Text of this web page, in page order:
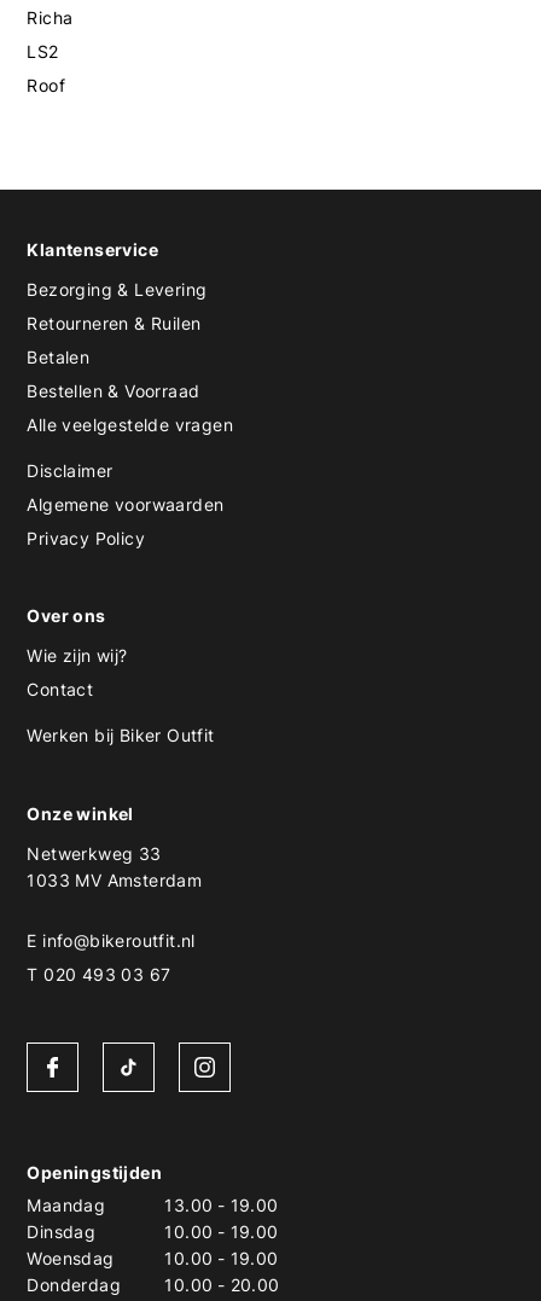
Richa
LS2
Roof
Klantenservice
Bezorging & Levering
Retourneren & Ruilen
Betalen
Bestellen & Voorraad
Alle veelgestelde vragen
Disclaimer
Algemene voorwaarden
Privacy Policy
Over ons
Wie zijn wij?
Contact
Werken bij Biker Outfit
Onze winkel
Netwerkweg 33
1033 MV Amsterdam
E info@bikeroutfit.nl
T 020 493 03 67
Openingstijden
Maandag
13.00 - 19.00
Dinsdag
10.00 - 19.00
Woensdag
10.00 - 19.00
Donderdag
10.00 - 20.00